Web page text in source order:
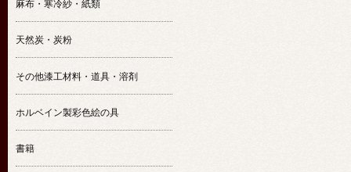
麻布・寒冷紗・紙類
天然炭・炭粉
その他漆工材料・道具・溶剤
ホルベイン製彩色絵の具
書籍